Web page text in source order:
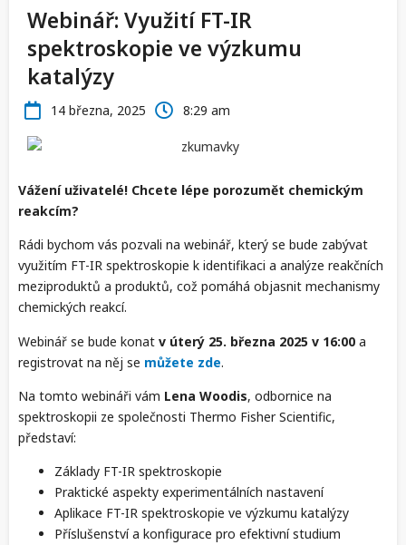
Webinář: Využití FT-IR
spektroskopie ve výzkumu
katalýzy
14 března, 2025 8:29 am
Vážení uživatelé! Chcete lépe porozumět chemickým
reakcím?
Rádi bychom vás pozvali na webinář, který se bude zabývat
využitím FT-IR spektroskopie k identifikaci a analýze reakčních
meziproduktů a produktů, což pomáhá objasnit mechanismy
chemických reakcí.
Webinář se bude konat v úterý 25. března 2025 v 16:00 a
registrovat na něj se můžete zde.
Na tomto webináři vám Lena Woodis, odbornice na
spektroskopii ze společnosti Thermo Fisher Scientific,
představí:
Základy FT-IR spektroskopie
Praktické aspekty experimentálních nastavení
Aplikace FT-IR spektroskopie ve výzkumu katalýzy
Příslušenství a konfigurace pro efektivní studium